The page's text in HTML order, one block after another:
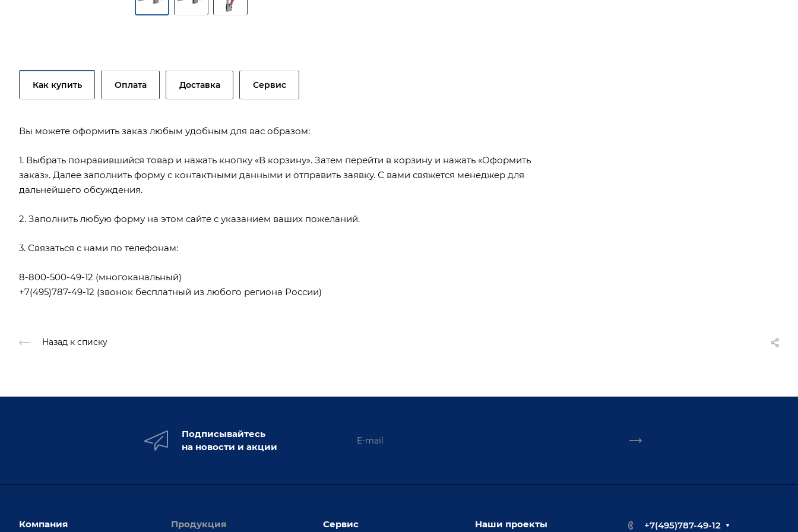
Как купить Оплата Доставка Сервис
Вы можете оформить заказ любым удобным для вас образом:
1. Выбрать понравившийся товар и нажать кнопку «В корзину». Затем перейти в корзину и нажать «Оформить
заказ». Далее заполнить форму с контактными данными и отправить заявку. С вами свяжется менеджер для
дальнейшего обсуждения.
2. Заполнить любую форму на этом сайте с указанием ваших пожеланий.
3. Связаться с нами по телефонам:
8-800-500-49-12 (многоканальный)
+7(495)787-49-12 (звонок бесплатный из любого региона России)
Назад к списку
Подписывайтесь
на новости и акции
Компания Продукция Сервис Наши проекты +7(495)787-49-12